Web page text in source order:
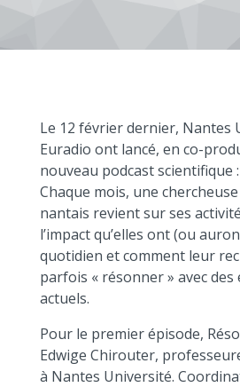
Le 12 février dernier, Nantes
Euradio ont lancé, en co-
nouveau podcast scientifique
Chaque mois, une
nantais revient sur ses
l’impact qu’elles ont (ou
quotidien et comment leur
parfois « résonner » avec
actuels.
Pour le premier épisode,
Edwige Chirouter,
à Nantes Université.